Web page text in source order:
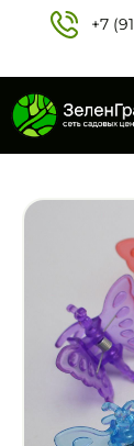
+7